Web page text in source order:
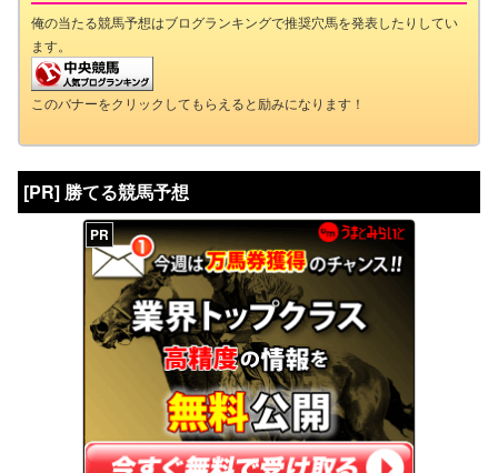
俺の当たる競馬予想はブログランキングで推奨穴馬を発表したりしてい
ます。
このバナーをクリックしてもらえると励みになります！
[PR] 勝てる競馬予想